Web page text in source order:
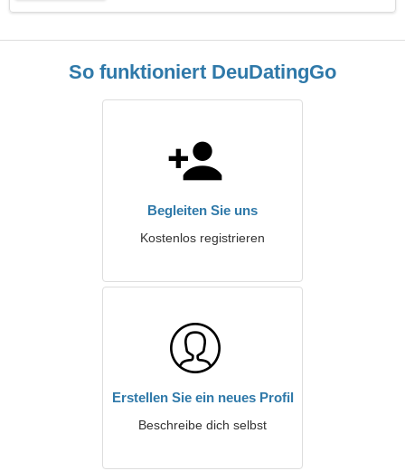
So funktioniert DeuDatingGo
Begleiten Sie uns
Kostenlos registrieren
Erstellen Sie ein neues Profil
Beschreibe dich selbst